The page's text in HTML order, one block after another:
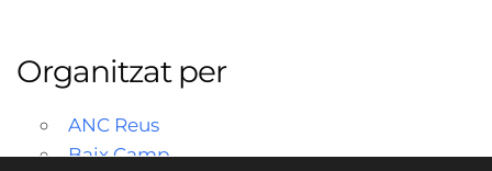
Organitzat per
ANC Reus
Baix Camp